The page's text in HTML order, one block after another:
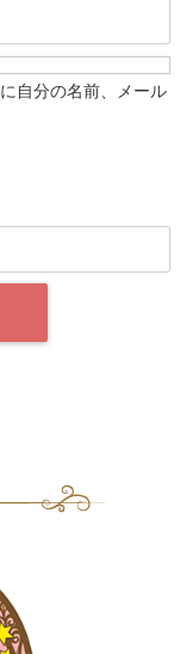
自分の名前、メール